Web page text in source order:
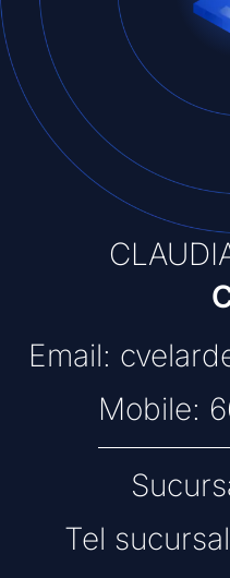
Email:
Mobile:
Tel